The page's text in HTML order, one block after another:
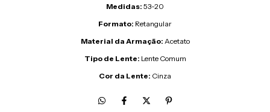
Medidas: 53-20
Formato: Retangular
Material da Armação: Acetato
Tipo de Lente: Lente Comum
Cor da Lente: Cinza